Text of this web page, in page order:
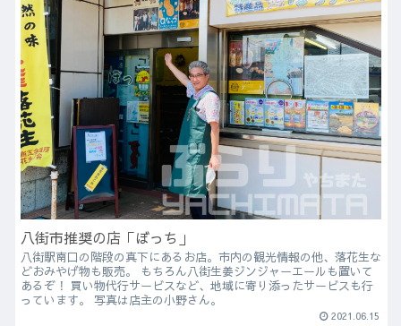
八街市推奨の店「ぼっち」
八街駅南口の階段の真下にあるお店。市内の観光情報の他、落花生な
どおみやげ物も販売。 もちろん八街生姜ジンジャーエールも置いて
あるぞ！ 買い物代行サービスなど、地域に寄り添ったサービスも行
っています。 写真は店主の小野さん。
2021.06.15